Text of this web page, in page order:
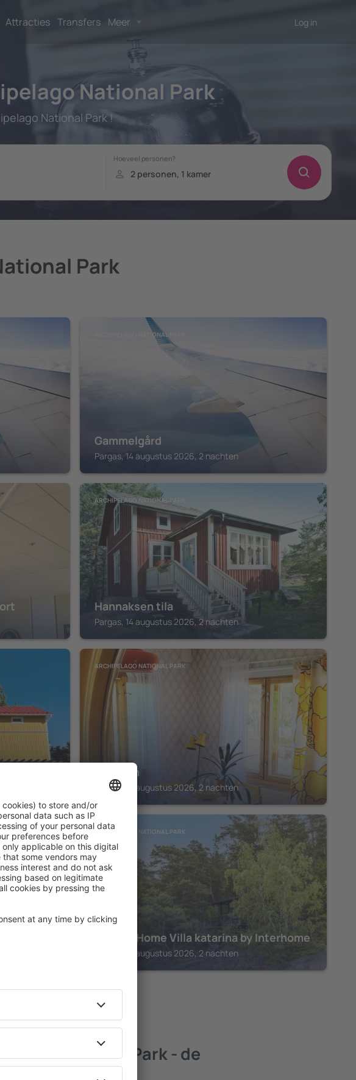
Attracties Transfers Meer Log in
National Park
National Park !
Park
ARCHIPELAGO NATIONAL PARK
Gammelgård
Pargas, 14 augustus 2026, 2 nachten
ARCHIPELAGO NATIONAL PARK
Hannaksen tila
Pargas, 14 augustus 2026, 2 nachten
ARCHIPELAGO NATIONAL PARK
Solvillan
Pargas, 14 augustus 2026, 2 nachten
ARCHIPELAGO NATIONAL PARK
Holiday Home Villa katarina by Interhome
Pargas, 14 augustus 2026, 2 nachten
National Park
National Park - de
accommodatie